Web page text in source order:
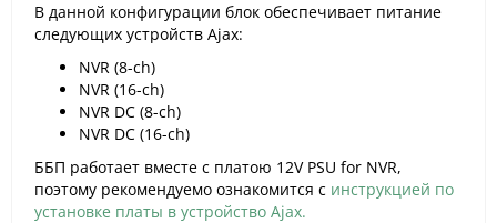
В данной конфигурации блок обеспечивает питание
следующих устройств Ajax:
NVR (8-ch)
NVR (16-ch)
NVR DC (8-ch)
NVR DC (16-ch)
ББП работает вместе с платою 12V PSU for NVR,
поэтому рекомендуемо ознакомится с инструкцией по
установке платы в устройство Ajax.